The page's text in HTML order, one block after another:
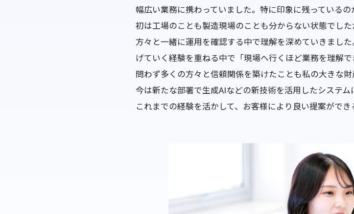
幅広い業務に携わっていました。特に印象に残っている
初は工場のことも製造現場のことも分からない状態でし
方々と一緒に運用を確認する中で理解を深めていきまし
げていく経験を重ねる中で「現場へ行くほど業務を理解
問わず多くの方々と信頼関係を築けたことも私の大きな財
今は新たな部署で生成AIなどの新技術を活用したシステム
これまでの経験を活かして、お客様により良い提案ができ